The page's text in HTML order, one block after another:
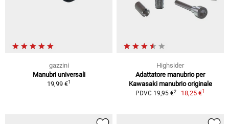
gazzini
Manubri universali
19,99 €1
Highsider
Adattatore manubrio per
Kawasaki manubrio originale
PDVC 19,95 €2 18,25 €1